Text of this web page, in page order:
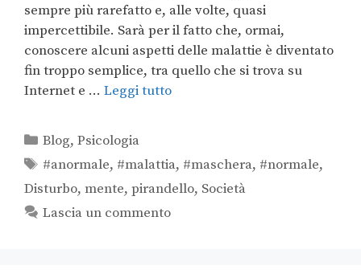
sempre più rarefatto e, alle volte, quasi
impercettibile. Sarà per il fatto che, ormai,
conoscere alcuni aspetti delle malattie è diventato
fin troppo semplice, tra quello che si trova su
Internet e … Leggi tutto
Blog,Psicologia
#anormale, #malattia, #maschera, #normale,
Disturbo, mente, pirandello, Società
Lascia un commento